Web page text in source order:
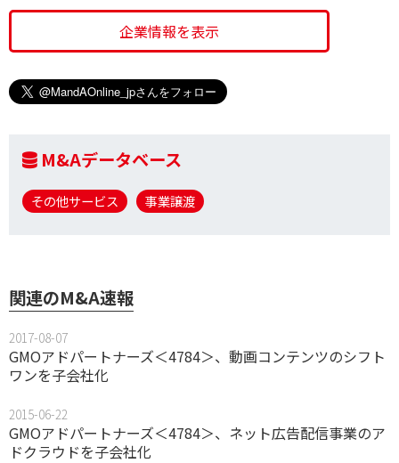
企業情報を表示
M&Aデータベース
その他サービス 事業譲渡
関連のM&A速報
2017-08-07
GMOアドパートナーズ＜4784＞、動画コンテンツのシフト
ワンを子会社化
2015-06-22
GMOアドパートナーズ＜4784＞、ネット広告配信事業のア
ドクラウドを子会社化